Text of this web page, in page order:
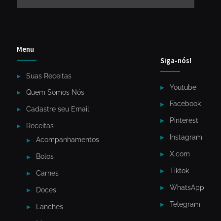
Menu
Suas Receitas
Quem Somos Nós
Cadastre seu Email
Receitas
Acompanhamentos
Bolos
Carnes
Doces
Lanches
Siga-nós!
Youtube
Facebook
Pinterest
Instagram
X.com
Tiktok
WhatsApp
Telegram